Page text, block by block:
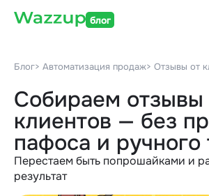
блог
Блог> Автоматизация продаж> Отзывы от
Собираем отзывы
клиентов — без
пафоса и ручного
Перестаем быть попрошайками и
результат